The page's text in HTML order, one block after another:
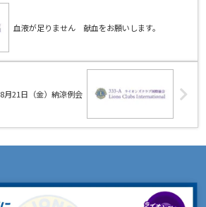
血液が足りません 献血をお願いします。
8月21日（金）納涼例会